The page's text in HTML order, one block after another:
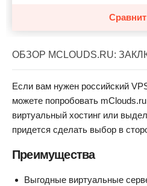
ОБЗОР MCLOUDS.RU:
Если вам нужен российский
можете попробовать
виртуальный хостинг или
придется сделать выбор в
Преимущества
Выгодные виртуальные